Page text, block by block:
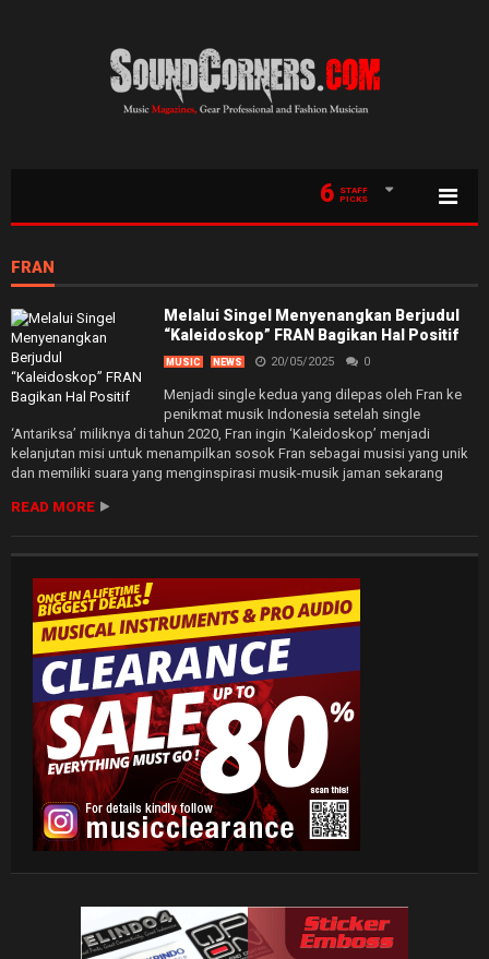
6
STAFF
PICKS
FRAN
Melalui Singel Menyenangkan Berjudul
“Kaleidoskop” FRAN Bagikan Hal Positif
MUSIC NEWS 20/05/2025 0
Menjadi single kedua yang dilepas oleh Fran ke
penikmat musik Indonesia setelah single
‘Antariksa’ miliknya di tahun 2020, Fran ingin ‘Kaleidoskop’ menjadi
kelanjutan misi untuk menampilkan sosok Fran sebagai musisi yang unik
dan memiliki suara yang menginspirasi musik-musik jaman sekarang
READ MORE